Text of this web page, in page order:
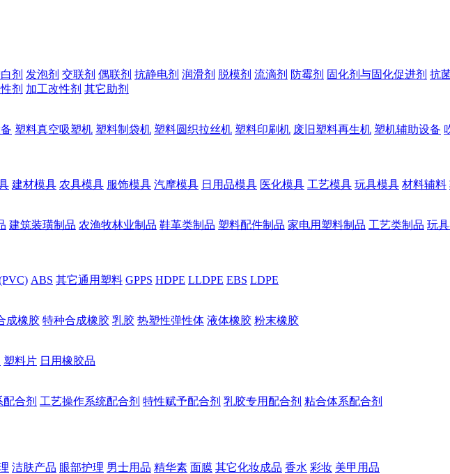
剂 发泡剂 交联剂 偶联剂 抗静电剂 润滑剂 脱模剂 流滴剂 防霉剂 固化剂与固化促进剂 抗
剂 加工改性剂 其它助剂
塑料真空吸塑机 塑料制袋机 塑料圆织拉丝机 塑料印刷机 废旧塑料再生机 塑机辅助设备
建材模具 农具模具 服饰模具 汽摩模具 日用品模具 医化模具 工艺模具 玩具模具 材料辅料
建筑装璜制品 农渔牧林业制品 鞋革类制品 塑料配件制品 家电用塑料制品 工艺类制品 玩
ABS 其它通用塑料 GPPS HDPE LLDPE EBS LDPE
成橡胶 特种合成橡胶 乳胶 热塑性弹性体 液体橡胶 粉末橡胶
塑料片 日用橡胶品
合剂 工艺操作系统配合剂 特性赋予配合剂 乳胶专用配合剂 粘合体系配合剂
洁肤产品 眼部护理 男士用品 精华素 面膜 其它化妆成品 香水 彩妆 美甲用品